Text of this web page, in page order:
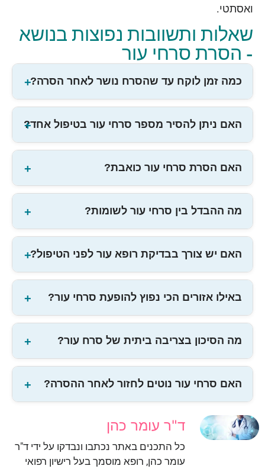
ואסתטי.
שאלות ותשוובות נפוצות בנושא
- הסרת סרחי עור
כמה זמן לוקח עד שהסרח נושר לאחר הסרה?
האם ניתן להסיר מספר סרחי עור בטיפול אחד?
האם הסרת סרחי עור כואבת?
מה ההבדל בין סרחי עור לשומות?
האם יש צורך בבדיקת רופא עור לפני הטיפול?
באילו אזורים הכי נפוץ להופעת סרחי עור?
מה הסיכון בצריבה ביתית של סרח עור?
האם סרחי עור נוטים לחזור לאחר ההסרה?
ד"ר עומר כהן
כל התכנים באתר נכתבו ונבדקו על ידי ד"ר
עומר כהן, רופא מוסמך בעל רישיון רפואי